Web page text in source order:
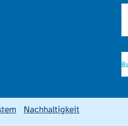
Nachhaltigkeit